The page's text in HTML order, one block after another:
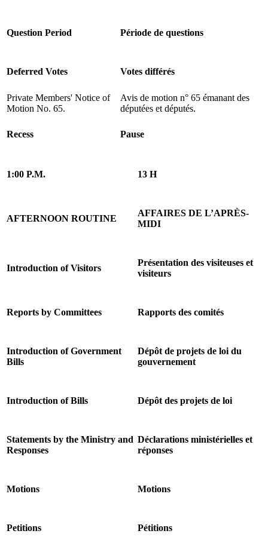
Question Period Période de questions
Deferred Votes Votes différés
Private Members' Notice of
Motion No. 65.
Avis de motion n° 65 émanant des
députées et députés.
Recess Pause
1:00 P.M. 13 H
AFTERNOON ROUTINE
AFFAIRES DE L’APRÈS-
MIDI
Introduction of Visitors
Présentation des visiteuses et
visiteurs
Reports by Committees Rapports des comités
Introduction of Government
Bills
Dépôt de projets de loi du
gouvernement
Introduction of Bills Dépôt des projets de loi
Statements by the Ministry and
Responses
Déclarations ministérielles et
réponses
Motions Motions
Petitions Pétitions